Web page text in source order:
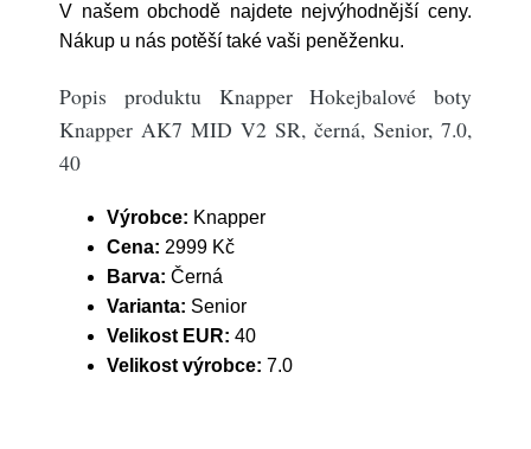
V našem obchodě najdete nejvýhodnější ceny.
Nákup u nás potěší také vaši peněženku.
Popis produktu Knapper Hokejbalové boty
Knapper AK7 MID V2 SR, černá, Senior, 7.0,
40
Výrobce: Knapper
Cena: 2999 Kč
Barva: Černá
Varianta: Senior
Velikost EUR: 40
Velikost výrobce: 7.0